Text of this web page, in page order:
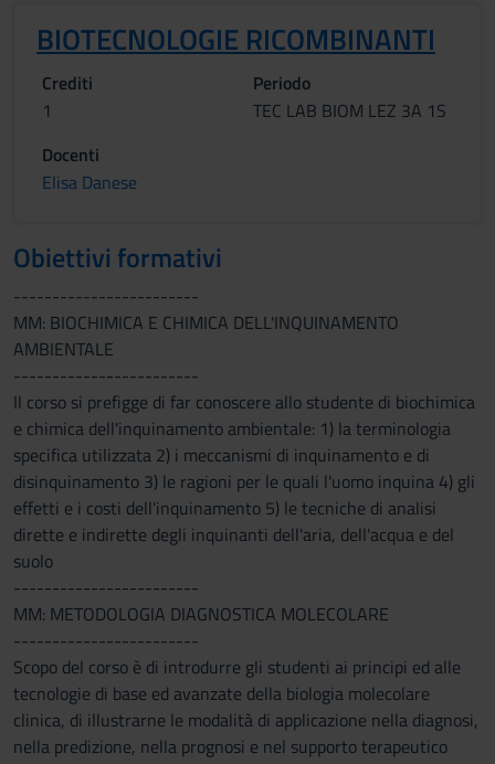
BIOTECNOLOGIE RICOMBINANTI
Crediti
1
Periodo
TEC LAB BIOM LEZ 3A 1S
Docenti
Elisa Danese
Obiettivi formativi
------------------------
MM: BIOCHIMICA E CHIMICA DELL'INQUINAMENTO
AMBIENTALE
------------------------
Il corso si prefigge di far conoscere allo studente di biochimica
e chimica dell'inquinamento ambientale: 1) la terminologia
specifica utilizzata 2) i meccanismi di inquinamento e di
disinquinamento 3) le ragioni per le quali l'uomo inquina 4) gli
effetti e i costi dell'inquinamento 5) le tecniche di analisi
dirette e indirette degli inquinanti dell'aria, dell'acqua e del
suolo
------------------------
MM: METODOLOGIA DIAGNOSTICA MOLECOLARE
------------------------
Scopo del corso è di introdurre gli studenti ai principi ed alle
tecnologie di base ed avanzate della biologia molecolare
clinica, di illustrarne le modalità di applicazione nella diagnosi,
nella predizione, nella prognosi e nel supporto terapeutico